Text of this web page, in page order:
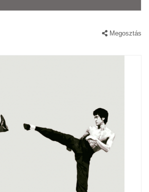
Megosztás